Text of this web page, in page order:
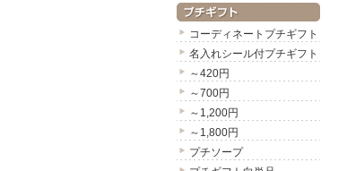
コーディネートプチギフト
名入れシール付プチギフト
～420円
～700円
～1,200円
～1,800円
プチソープ